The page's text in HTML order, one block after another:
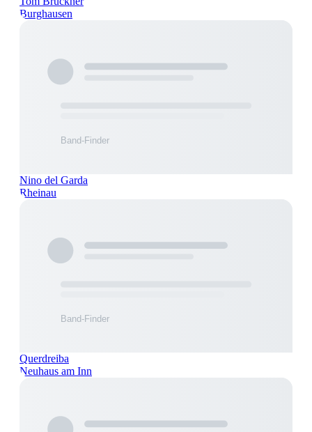
Burghausen
Nino del Garda
Rheinau
Querdreiba
Neuhaus am Inn